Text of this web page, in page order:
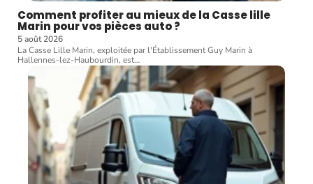
Comment profiter au mieux de la Casse lille
Marin pour vos pièces auto ?
5 août 2026
La Casse Lille Marin, exploitée par l'Établissement Guy Marin à
Hallennes-lez-Haubourdin, est…